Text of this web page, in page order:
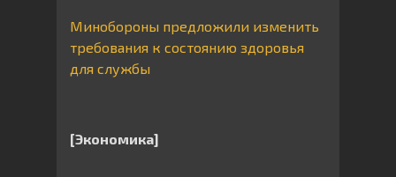
Минобороны предложили изменить
требования к состоянию здоровья
для службы
[Экономика]